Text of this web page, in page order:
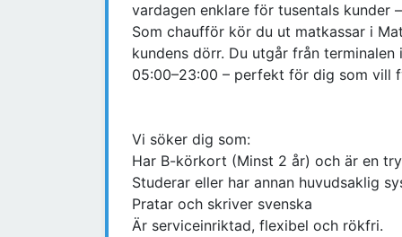
vardagen enklare för tusentals kunder
Som chaufför kör du ut matkassar i
kundens dörr. Du utgår från
05:00–23:00 – perfekt för dig som vill
Vi söker dig som:
Har B-körkort (Minst 2 år) och är en
Studerar eller har annan huvudsaklig
Pratar och skriver svenska
Är serviceinriktad, flexibel och rökfri.